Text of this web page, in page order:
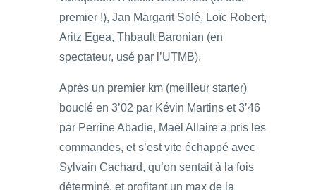
premier !), Jan Margarit Solé, Loïc Robert,
Aritz Egea, Thbault Baronian (en
spectateur, usé par l’UTMB).
Après un premier km (meilleur starter)
bouclé en 3’02 par Kévin Martins et 3’46
par Perrine Abadie, Maël Allaire a pris les
commandes, et s’est vite échappé avec
Sylvain Cachard, qu’on sentait à la fois
déterminé, et profitant un max de la